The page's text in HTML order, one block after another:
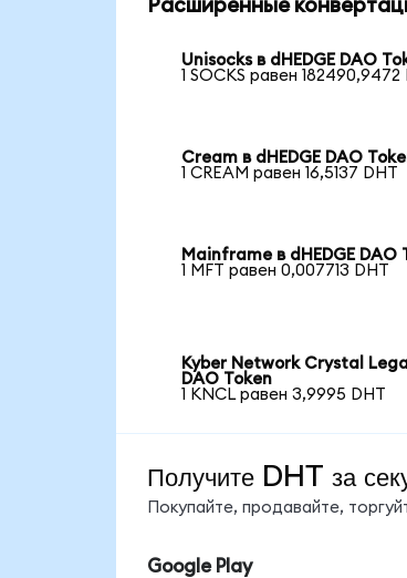
Расширенные
Unisocks в dHEDGE DAO
1 SOCKS равен 182490,9472
Cream в dHEDGE DAO
1 CREAM равен 16,5137 DHT
Mainframe в dHEDGE DAO
1 MFT равен 0,007713 DHT
Kyber Network Crystal
DAO Token
1 KNCL равен 3,9995 DHT
Получите DHT за
Покупайте, продавайте,
Google Play